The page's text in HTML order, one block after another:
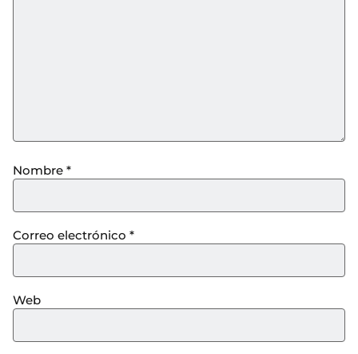
Nombre *
Correo electrónico *
Web